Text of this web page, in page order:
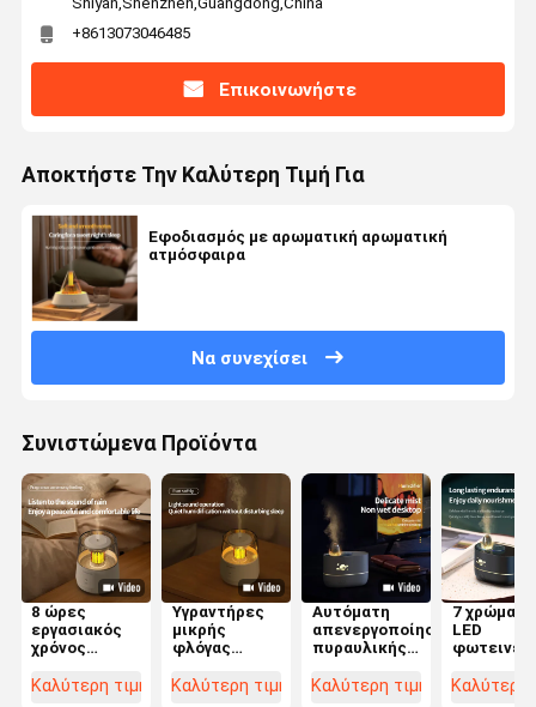
+8613073046485
Επικοινωνήστε
Αποκτήστε Την Καλύτερη Τιμή Για
Εφοδιασμός με αρωματική αρωματική
ατμόσφαιρα
Να συνεχίσει
Συνιστώμενα Προϊόντα
8 ώρες
εργασιακός
χρόνος
υγρασία
Καλύτερη τιμή
Υγραντήρες
μικρής
φλόγας
0,7kg με 7
Καλύτερη τιμή
Αυτόματη
απενεργοποίηση
πυραυλικής
αρωματοθεραπείας
Καλύτερη τιμή
7 χρώματα
LED
φωτεινές
Καλύτερη